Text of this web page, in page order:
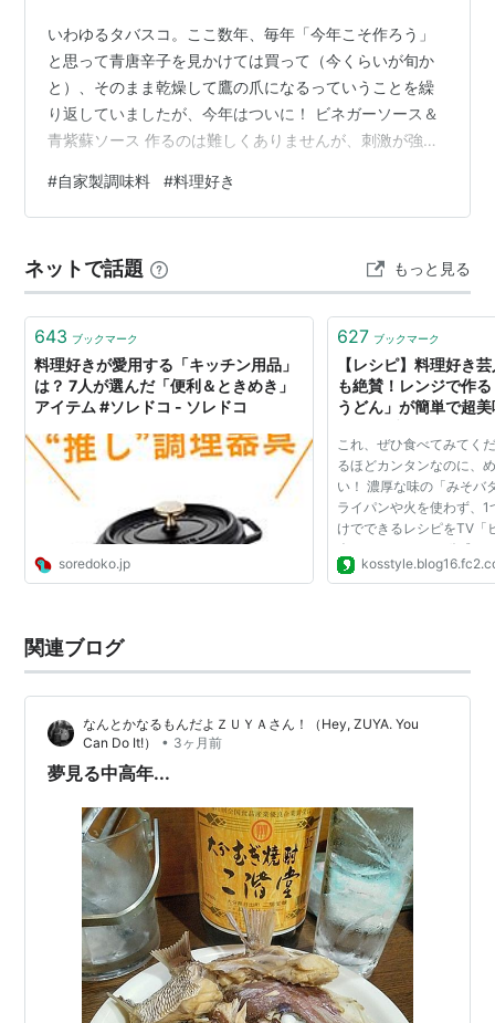
いわゆるタバスコ。ここ数年、毎年「今年こそ作ろう」
と思って青唐辛子を見かけては買って（今くらいが旬か
と）、そのまま乾燥して鷹の爪になるっていうことを繰
り返していましたが、今年はついに！ ビネガーソース＆
青紫蘇ソース 作るのは難しくありませんが、刺激が強す
べられるらしいですが、冷蔵庫で1ヶ月間熟成させるのが
良いとのこと。 これから9月半ばまで余裕ない感じなの
います。
#自家製調味料 #料理好き
ネットで話題 もっと見る
643 ブックマーク
料理好きが愛用する「キッチン用品」
は？ 7人が選んだ「便利＆ときめき」
アイテム #ソレドコ - ソレドコ
soredoko.jp
627 ブックマーク
【レシピ】料理好き
も絶賛！レンジで作
うどん」が簡単で超
これ、ぜひ食べてみてく
るほどカンタンなのに、
い！ 濃厚な味の「みそバ
ライパンや火を使わず、
けでできるレシピをTV「
介していました。 公式サ
ていますが、材料や手順
関連ブログ
なんとかなるもんだよＺＵＹＡさん！（Hey, ZUYA. You
Can Do It!）
• 3ヶ月前
夢見る中高年...